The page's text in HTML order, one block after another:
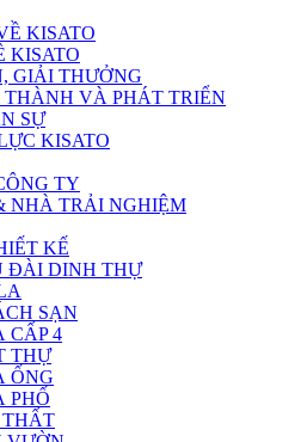
KISATO
KISATO
GIẢI THƯỞNG
VÀ PHÁT TRIỂN
SỰ
KISATO
TY
NHÀ TRẢI NGHIỆM
KẾ
ĐÀI DINH THỰ
SẠN
CẤP 4
THỰ
ỐNG
PHỐ